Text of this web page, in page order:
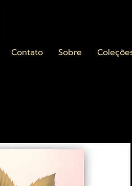
Contato Sobre